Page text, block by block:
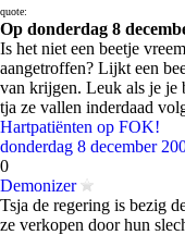
quote:
Op donderdag 8
Is het niet een beetje
aangetroffen? Lijkt een
van krijgen. Leuk als je je
tja ze vallen inderdaad
Hartpatiënten op FOK!
donderdag 8 december
0
Demonizer
Tsja de regering is bezig
ze verkopen door hun